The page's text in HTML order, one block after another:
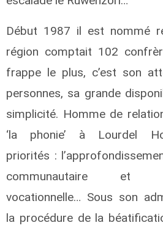
Début 1987 il est nommé
région comptait 102
frappe le plus, c’est son
personnes, sa grande
simplicité. Homme de
‘la phonie’ à Lourdel
priorités :
communautaire et
vocationnelle… Sous son
la procédure de la